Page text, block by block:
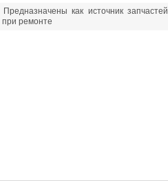
Предназначены как источник запчастей
при ремонте